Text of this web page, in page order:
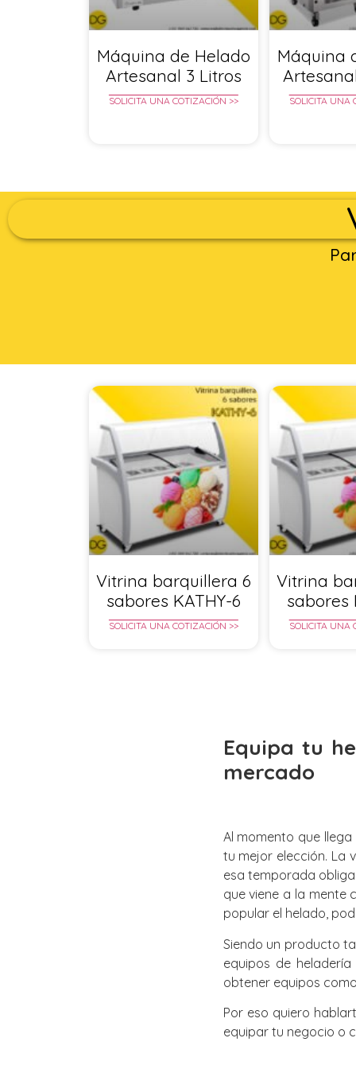
Máquina de Helado
Artesanal 3 Litros
SOLICITA UNA COTIZACIÓN >>
Máquina
SOLICITA UNA
Vitrina barquillera 6
sabores KATHY-6
SOLICITA UNA COTIZACIÓN >>
Vitrina
sabores
SOLICITA UNA
Equipa tu
mercado
Al momento que
tu mejor elección. La
esa temporada
que viene a la mente
popular el helado,
Siendo un producto
equipos de
obtener equipos
Por eso quiero
equipar tu negocio o